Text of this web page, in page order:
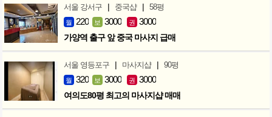
서울 강서구 | 중국샵 | 58평
월 220 보 3000 권 3000
가양역 출구 앞 중국 마사지 급매
서울 영등포구 | 마사지샵 | 90평
월 320 보 3000 권 3000
여의도80평 최고의 마사지샵 매매